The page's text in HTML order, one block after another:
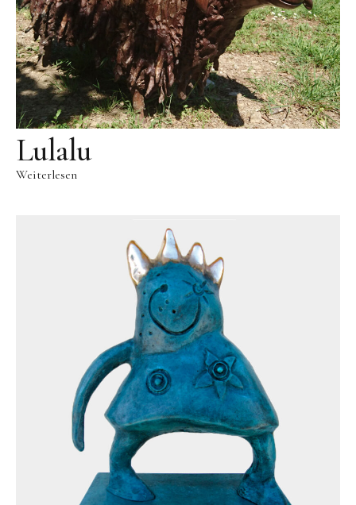
Lulalu
Weiterlesen